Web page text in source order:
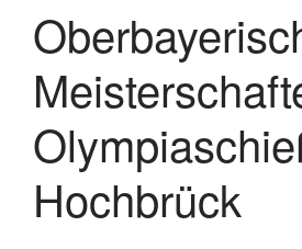
April
Hochbrück